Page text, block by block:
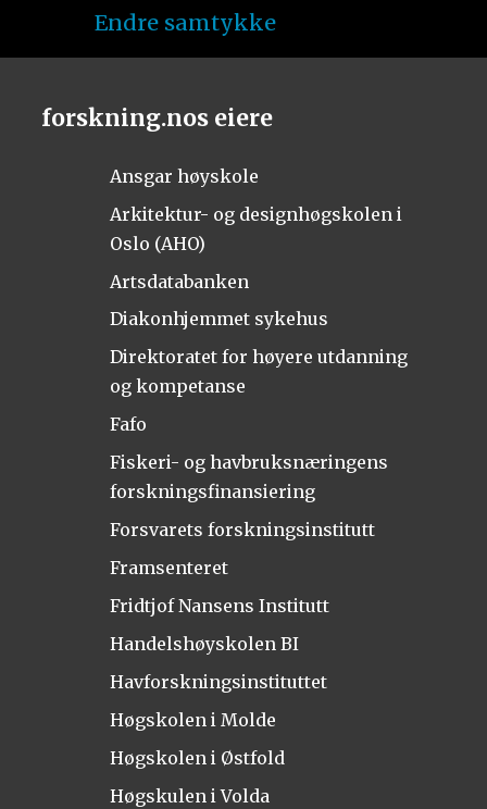
Endre samtykke
forskning.nos eiere
Ansgar høyskole
Arkitektur- og designhøgskolen i
Oslo (AHO)
Artsdatabanken
Diakonhjemmet sykehus
Direktoratet for høyere utdanning
og kompetanse
Fafo
Fiskeri- og havbruksnæringens
forskningsfinansiering
Forsvarets forskningsinstitutt
Framsenteret
Fridtjof Nansens Institutt
Handelshøyskolen BI
Havforskningsinstituttet
Høgskolen i Molde
Høgskolen i Østfold
Høgskulen i Volda